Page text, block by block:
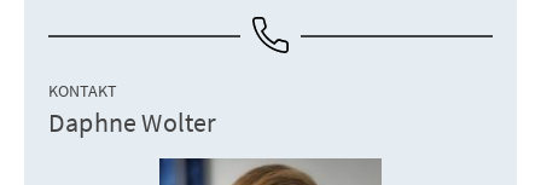
KONTAKT
Daphne Wolter